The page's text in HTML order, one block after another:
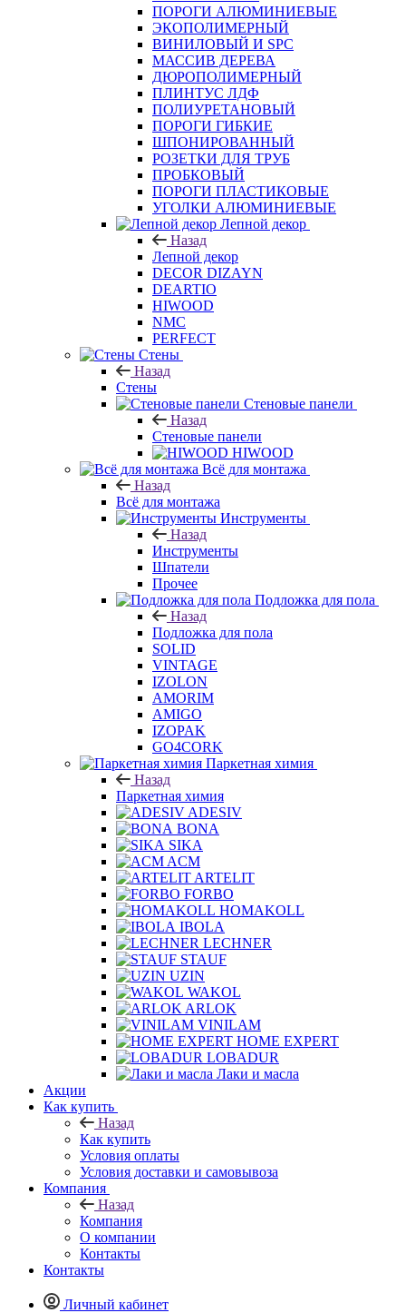
ПОРОГИ АЛЮМИНИЕВЫЕ
ЭКОПОЛИМЕРНЫЙ
ВИНИЛОВЫЙ И SPC
МАССИВ ДЕРЕВА
ДЮРОПОЛИМЕРНЫЙ
ПЛИНТУС ЛДФ
ПОЛИУРЕТАНОВЫЙ
ПОРОГИ ГИБКИЕ
ШПОНИРОВАННЫЙ
РОЗЕТКИ ДЛЯ ТРУБ
ПРОБКОВЫЙ
ПОРОГИ ПЛАСТИКОВЫЕ
УГОЛКИ АЛЮМИНИЕВЫЕ
Лепной декор
Назад
Лепной декор
DECOR DIZAYN
DEARTIO
HIWOOD
NMC
PERFECT
Стены
Назад
Стены
Стеновые панели
Назад
Стеновые панели
HIWOOD
Всё для монтажа
Назад
Всё для монтажа
Инструменты
Назад
Инструменты
Шпатели
Прочее
Подложка для пола
Назад
Подложка для пола
SOLID
VINTAGE
IZOLON
AMORIM
AMIGO
IZOPAK
GO4CORK
Паркетная химия
Назад
Паркетная химия
ADESIV
BONA
SIKA
ACM
ARTELIT
FORBO
HOMAKOLL
IBOLA
LECHNER
STAUF
UZIN
WAKOL
ARLOK
VINILAM
HOME EXPERT
LOBADUR
Лаки и масла
Акции
Как купить
Назад
Как купить
Условия оплаты
Условия доставки и самовывоза
Компания
Назад
Компания
О компании
Контакты
Контакты
Личный кабинет